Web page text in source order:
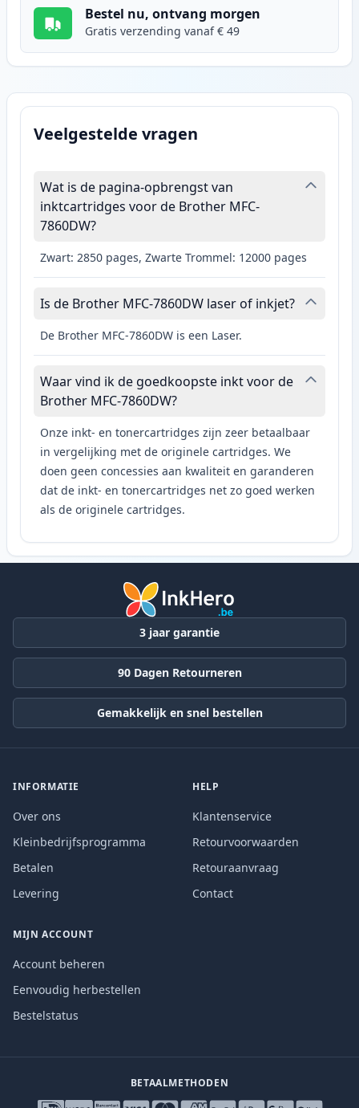
Bestel nu, ontvang morgen
Gratis verzending vanaf € 49
Veelgestelde vragen
Wat is de pagina-opbrengst van
inktcartridges voor de Brother MFC-
7860DW?
Zwart: 2850 pages, Zwarte Trommel: 12000 pages
Is de Brother MFC-7860DW laser of inkjet?
De Brother MFC-7860DW is een Laser.
Waar vind ik de goedkoopste inkt voor de
Brother MFC-7860DW?
Onze inkt- en tonercartridges zijn zeer betaalbaar
in vergelijking met de originele cartridges. We
doen geen concessies aan kwaliteit en garanderen
dat de inkt- en tonercartridges net zo goed werken
als de originele cartridges.
3 jaar garantie
90 Dagen Retourneren
Gemakkelijk en snel bestellen
INFORMATIE
Over ons
Kleinbedrijfsprogramma
Betalen
Levering
HELP
Klantenservice
Retourvoorwaarden
Retouraanvraag
Contact
MIJN ACCOUNT
Account beheren
Eenvoudig herbestellen
Bestelstatus
BETAALMETHODEN